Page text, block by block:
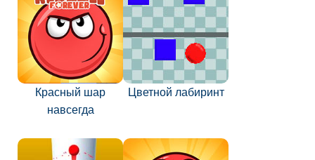
Красный шар
навсегда
Цветной лабиринт